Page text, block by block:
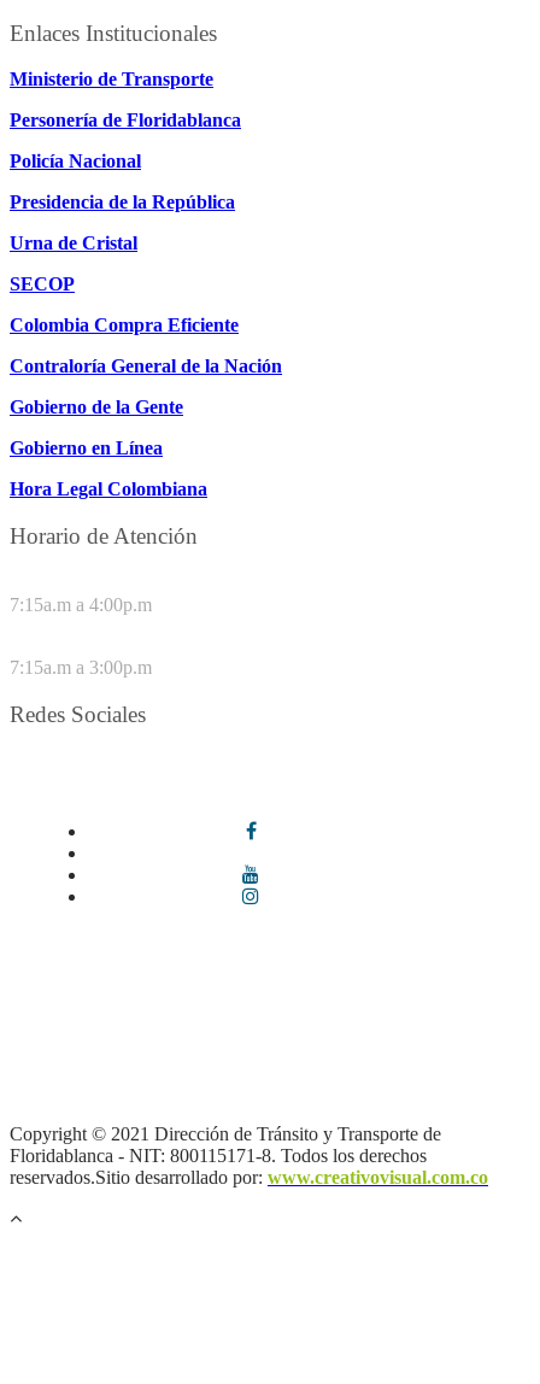
Enlaces Institucionales
Ministerio de Transporte
Personería de Floridablanca
Policía Nacional
Presidencia de la República
Urna de Cristal
SECOP
Colombia Compra Eficiente
Contraloría General de la Nación
Gobierno de la Gente
Gobierno en Línea
Hora Legal Colombiana
Horario de Atención
7:15a.m a 4:00p.m
7:15a.m a 3:00p.m
Redes Sociales
Copyright © 2021 Dirección de Tránsito y Transporte de
Floridablanca - NIT: 800115171-8. Todos los derechos
reservados.Sitio desarrollado por: www.creativovisual.com.co